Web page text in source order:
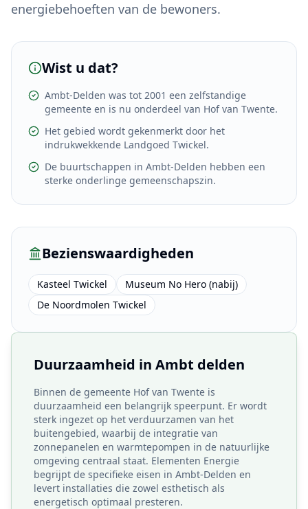
energiebehoeften van de bewoners.
Wist u dat?
Ambt-Delden was tot 2001 een zelfstandige
gemeente en is nu onderdeel van Hof van Twente.
Het gebied wordt gekenmerkt door het
indrukwekkende Landgoed Twickel.
De buurtschappen in Ambt-Delden hebben een
sterke onderlinge gemeenschapszin.
Bezienswaardigheden
Kasteel Twickel
Museum No Hero (nabij)
De Noordmolen Twickel
Duurzaamheid in Ambt delden
Binnen de gemeente Hof van Twente is
duurzaamheid een belangrijk speerpunt. Er wordt
sterk ingezet op het verduurzamen van het
buitengebied, waarbij de integratie van
zonnepanelen en warmtepompen in de natuurlijke
omgeving centraal staat. Elementen Energie
begrijpt de specifieke eisen in Ambt-Delden en
levert installaties die zowel esthetisch als
energetisch optimaal presteren.